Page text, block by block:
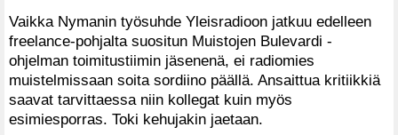
Vaikka Nymanin työsuhde Yleisradioon jatkuu edelleen
freelance-pohjalta suositun Muistojen Bulevardi -
ohjelman toimitustiimin jäsenenä, ei radiomies
muistelmissaan soita sordiino päällä. Ansaittua kritiikkiä
saavat tarvittaessa niin kollegat kuin myös
esimiesporras. Toki kehujakin jaetaan.